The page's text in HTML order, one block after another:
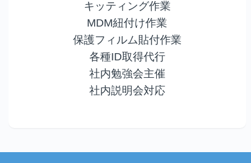
キッティング作業
MDM紐付け作業
保護フィルム貼付作業
各種ID取得代行
社内勉強会主催
社内説明会対応